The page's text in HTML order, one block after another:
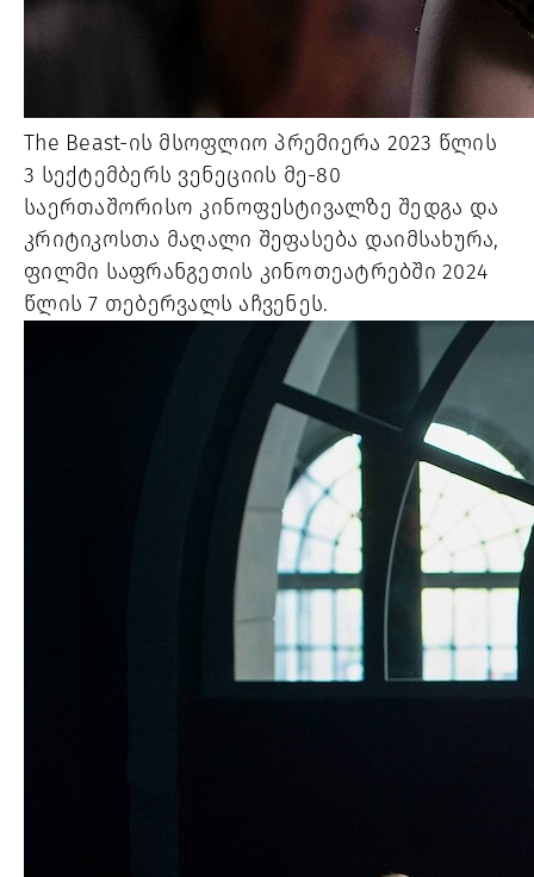
The Beast-ის მსოფლიო პრემიერა 2023 წლის
3 სექტემბერს ვენეციის მე-80
საერთაშორისო კინოფესტივალზე შედგა და
კრიტიკოსთა მაღალი შეფასება დაიმსახურა,
ფილმი საფრანგეთის კინოთეატრებში 2024
წლის 7 თებერვალს აჩვენეს.